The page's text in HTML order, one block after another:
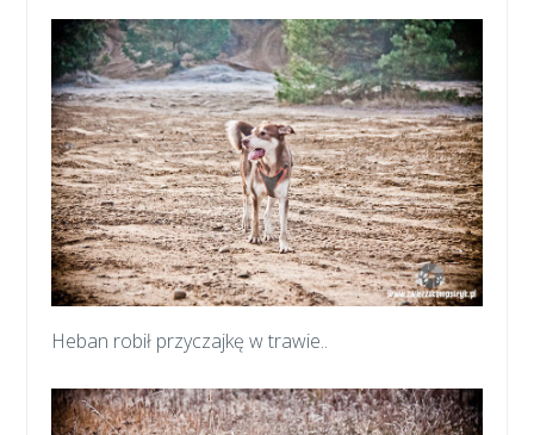
Heban robił przyczajkę w trawie..